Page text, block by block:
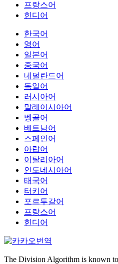
프랑스어
힌디어
한국어
영어
일본어
중국어
네덜란드어
독일어
러시아어
말레이시아어
벵골어
베트남어
스페인어
아랍어
이탈리아어
인도네시아어
태국어
터키어
포르투갈어
프랑스어
힌디어
The Division Algorithm is known